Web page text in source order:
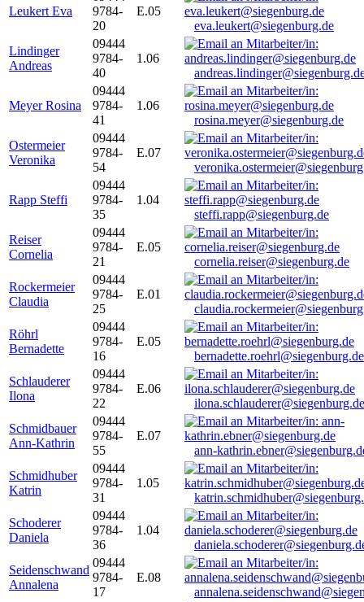
Leukert Eva
9784-
20
E.05
eva.leukert@siegenburg.de
Lindinger
Andreas
09444
9784-
40
1.06
Meyer Rosina
09444
9784-
41
1.06
rosina.meyer@siegenburg.de
Ostermeier
Veronika
09444
9784-
54
E.07
Rapp Steffi
09444
9784-
35
1.04
steffi.rapp@siegenburg.de
Reiser
Cornelia
09444
9784-
21
E.05
cornelia.reiser@siegenburg.de
Rockermeier
Claudia
09444
9784-
25
E.01
Röhrl
Bernadette
09444
9784-
16
E.05
bernadette.roehrl@siegenburg.de
Schlauderer
Ilona
09444
9784-
22
E.06
ilona.schlauderer@siegenburg.de
Schmidbauer
Ann-Kathrin
09444
9784-
55
E.07
ann-
Schmidhuber
Katrin
09444
9784-
31
1.05
Schoderer
Daniela
09444
9784-
36
1.04
Seidenschwand
Annalena
09444
9784-
17
E.08